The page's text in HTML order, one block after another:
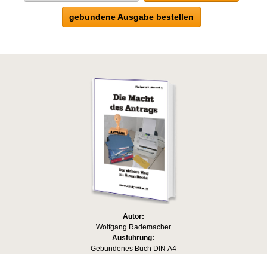
gebundene Ausgabe bestellen
Autor:
Wolfgang Rademacher
Ausführung:
Gebundenes Buch DIN A4